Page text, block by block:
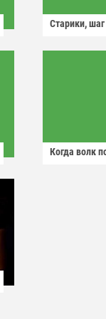
Старики,
Когда волк